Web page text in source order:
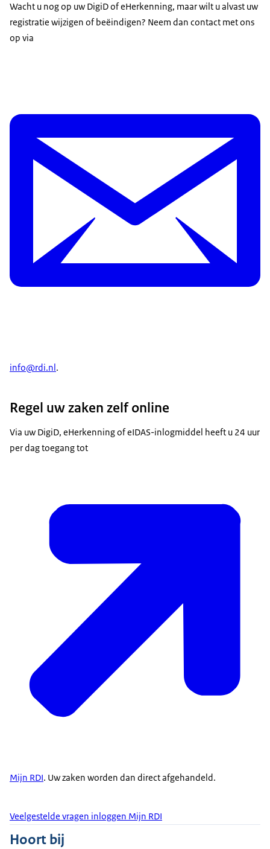
Wacht u nog op uw DigiD of eHerkenning, maar wilt u alvast uw
registratie wijzigen of beëindigen? Neem dan contact met ons
op via
info@rdi.nl.
Regel uw zaken zelf online
Via uw DigiD, eHerkenning of eIDAS-inlogmiddel heeft u 24 uur
per dag toegang tot
Mijn RDI. Uw zaken worden dan direct afgehandeld.
Veelgestelde vragen inloggen Mijn RDI
Hoort bij